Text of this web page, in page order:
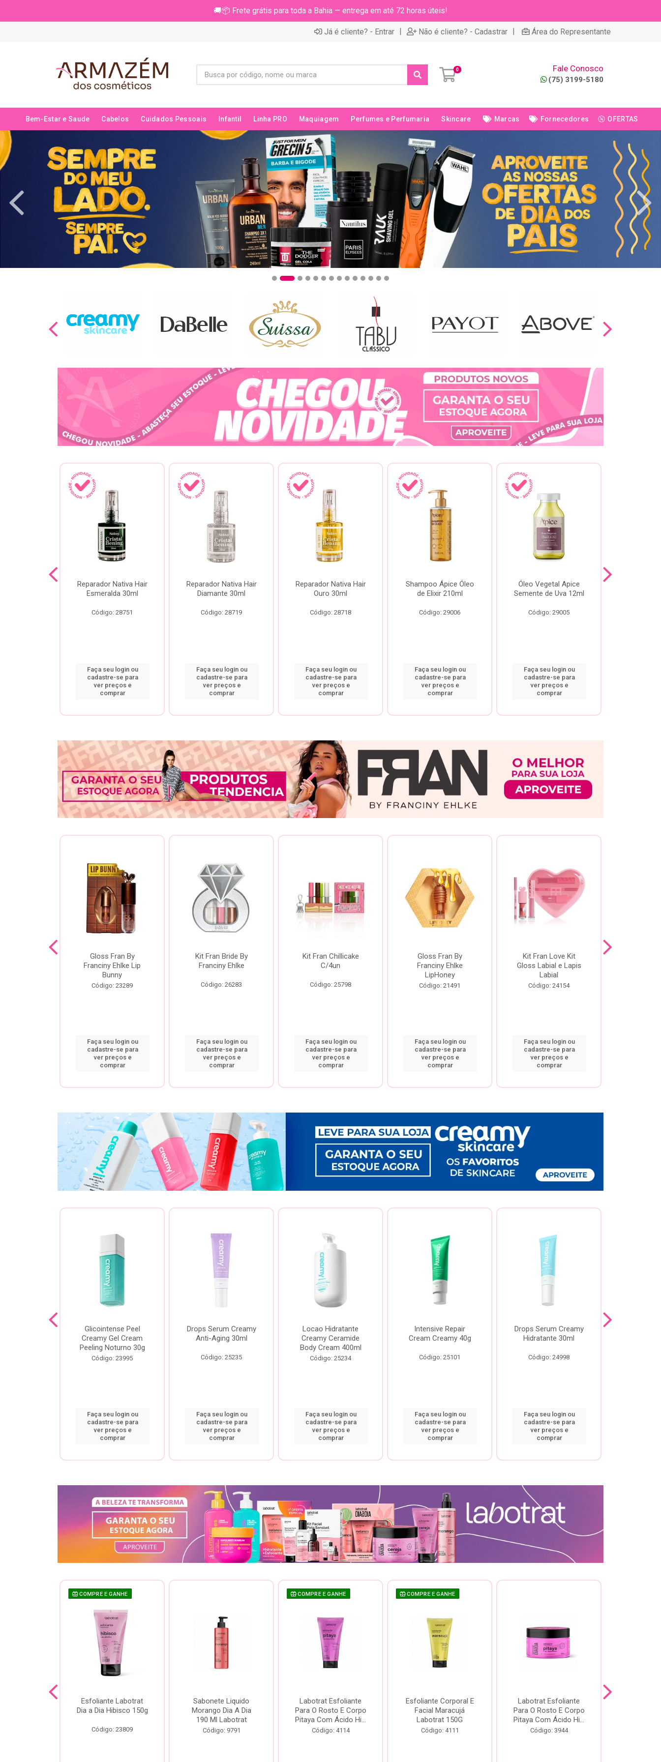
🚚📦 Frete grátis para toda a Bahia — entrega em até 72 horas úteis!
Já é cliente? - Entrar | Não é cliente? - Cadastrar | Área do Representante
0 Fale Conosco
(75) 3199-5180
Bem-Estar e Saude Cabelos Cuidados Pessoais Infantil Linha PRO Maquiagem Perfumes e Perfumaria Skincare Marcas Fornecedores OFERTAS
Reparador Nativa Hair
Esmeralda 30ml
Código: 28751
Faça seu login ou
cadastre-se para
ver preços e
comprar
Reparador Nativa Hair
Diamante 30ml
Código: 28719
Faça seu login ou
cadastre-se para
ver preços e
comprar
Reparador Nativa Hair
Ouro 30ml
Código: 28718
Faça seu login ou
cadastre-se para
ver preços e
comprar
Shampoo Ápice Óleo
de Elixir 210ml
Código: 29006
Faça seu login ou
cadastre-se para
ver preços e
comprar
Óleo Vegetal Apice
Semente de Uva 12ml
Código: 29005
Faça seu login ou
cadastre-se para
ver preços e
comprar
Gloss Fran By
Franciny Ehlke Lip
Bunny
Código: 23289
Faça seu login ou
cadastre-se para
ver preços e
comprar
Kit Fran Bride By
Franciny Ehlke
Código: 26283
Faça seu login ou
cadastre-se para
ver preços e
comprar
Kit Fran Chillicake
C/4un
Código: 25798
Faça seu login ou
cadastre-se para
ver preços e
comprar
Gloss Fran By
Franciny Ehlke
LipHoney
Código: 21491
Faça seu login ou
cadastre-se para
ver preços e
comprar
Kit Fran Love Kit
Gloss Labial e Lapis
Labial
Código: 24154
Faça seu login ou
cadastre-se para
ver preços e
comprar
Glicointense Peel
Creamy Gel Cream
Peeling Noturno 30g
Código: 23995
Faça seu login ou
cadastre-se para
ver preços e
comprar
Drops Serum Creamy
Anti-Aging 30ml
Código: 25235
Faça seu login ou
cadastre-se para
ver preços e
comprar
Locao Hidratante
Creamy Ceramide
Body Cream 400ml
Código: 25234
Faça seu login ou
cadastre-se para
ver preços e
comprar
Intensive Repair
Cream Creamy 40g
Código: 25101
Faça seu login ou
cadastre-se para
ver preços e
comprar
Drops Serum Creamy
Hidratante 30ml
Código: 24998
Faça seu login ou
cadastre-se para
ver preços e
comprar
COMPRE E GANHE
Esfoliante Labotrat
Dia a Dia Hibisco 150g
Código: 23809
Sabonete Liquido
Morango Dia A Dia
190 Ml Labotrat
Código: 9791
COMPRE E GANHE
Labotrat Esfoliante
Para O Rosto E Corpo
Pitaya Com Ácido Hi...
Código: 4114
COMPRE E GANHE
Esfoliante Corporal E
Facial Maracujá
Labotrat 150G
Código: 4111
Labotrat Esfoliante
Para O Rosto E Corpo
Pitaya Com Ácido Hi...
Código: 3944